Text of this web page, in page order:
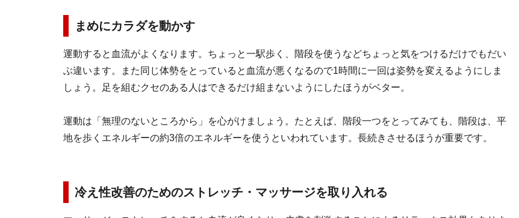
まめにカラダを動かす
運動すると血流がよくなります。ちょっと一駅歩く、階段を使うなどちょっと気をつけるだけでもだい
ぶ違います。また同じ体勢をとっていると血流が悪くなるので1時間に一回は姿勢を変えるようにしま
しょう。足を組むクセのある人はできるだけ組まないようにしたほうがベター。
運動は「無理のないところから」を心がけましょう。たとえば、階段一つをとってみても、階段は、平
地を歩くエネルギーの約3倍のエネルギーを使うといわれています。長続きさせるほうが重要です。
冷え性改善のためのストレッチ・マッサージを取り入れる